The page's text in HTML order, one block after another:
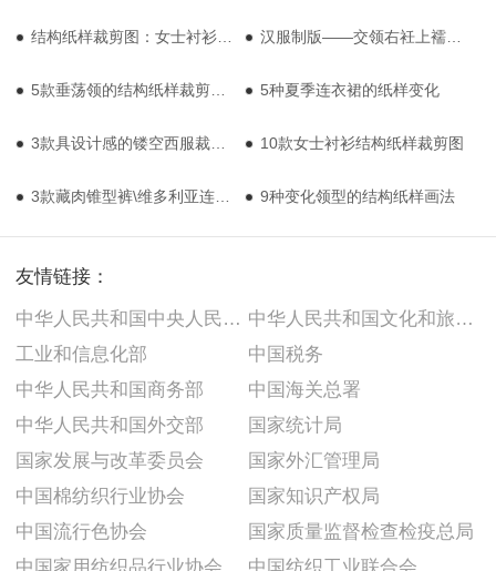
结构纸样裁剪图：女士衬衫10款 汉服制版——交领右衽上襦图纸
5款垂荡领的结构纸样裁剪图/步骤图分享！ 5种夏季连衣裙的纸样变化
3款具设计感的镂空西服裁剪图 10款女士衬衫结构纸样裁剪图
3款藏肉锥型裤\维多利亚连衣裙\高级时尚成衣结构纸样 9种变化领型的结构纸样画法
友情链接：
中华人民共和国中央人民政府
工业和信息化部
中华人民共和国商务部
中华人民共和国外交部
国家发展与改革委员会
中华人民共和国文化和旅游部
中国税务
中国海关总署
国家统计局
国家外汇管理局
中国棉纺织行业协会
中国流行色协会
国家知识产权局
国家质量监督检查检疫总局